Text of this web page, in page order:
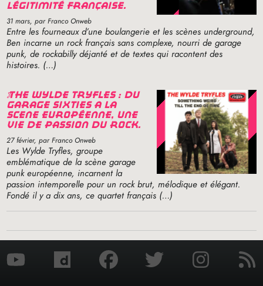
légitimité française.
31 mars, par Franco Onweb
Entre les fourneaux d’une boulangerie et les scènes underground,
Ben incarne un rock français sans complexe, nourri de garage
punk, de rockabilly déjanté et de textes qui racontent des
histoires. (…)
the wylde tryfles : du
garage sixties à la
scène européenne, une
vie de passion du rock.
27 février, par Franco Onweb
Les Wylde Tryfles, groupe
emblématique de la scène garage
punk européenne, incarnent la
passion intemporelle pour un rock brut, mélodique et élégant.
Fondé il y a dix ans, ce quartet français (…)